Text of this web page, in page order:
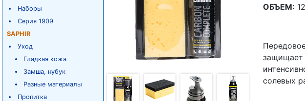
Наборы
Серия 1909
SAPHIR
Уход
Гладкая кожа
Замша, нубук
Разные материалы
Пропитка
ОБЪЕМ:
защищает
солевых